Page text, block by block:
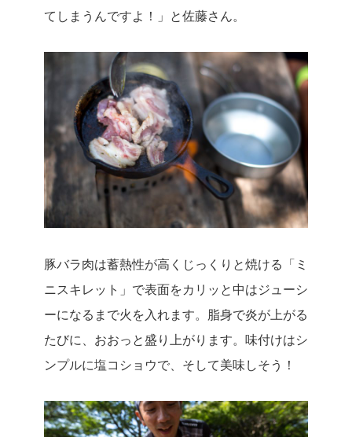
てしまうんですよ！」と佐藤さん。
豚バラ肉は蓄熱性が高くじっくりと焼ける「ミ
ニスキレット」で表面をカリッと中はジューシ
ーになるまで火を入れます。脂身で炎が上がる
たびに、おおっと盛り上がります。味付けはシ
ンプルに塩コショウで、そして美味しそう！